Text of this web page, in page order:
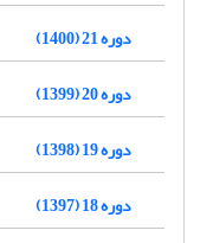
دوره 21 (1400)
دوره 20 (1399)
دوره 19 (1398)
دوره 18 (1397)